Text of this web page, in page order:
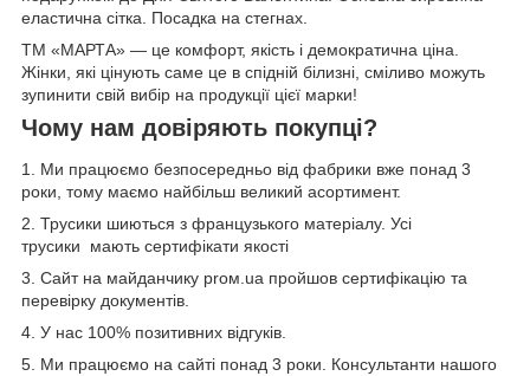
еластична сітка. Посадка на стегнах.
ТМ «МАРТА» — це комфорт, якість і демократична ціна.
Жінки, які цінують саме це в спідній білизні, сміливо можуть
зупинити свій вибір на продукції цієї марки!
Чому нам довіряють покупці?
1. Ми працюємо безпосередньо від фабрики вже понад 3
роки, тому маємо найбільш великий асортимент.
2. Трусики шиються з французького матеріалу. Усі
трусики мають сертифікати якості
3. Сайт на майданчику proм.ua пройшов сертифікацію та
перевірку документів.
4. У нас 100% позитивних відгуків.
5. Ми працюємо на сайті понад 3 роки. Консультанти нашого